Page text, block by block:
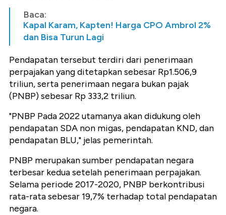
Baca:
Kapal Karam, Kapten! Harga CPO Ambrol 2%
dan Bisa Turun Lagi
Pendapatan tersebut terdiri dari penerimaan
perpajakan yang ditetapkan sebesar Rp1.506,9
triliun, serta penerimaan negara bukan pajak
(PNBP) sebesar Rp 333,2 triliun.
"PNBP Pada 2022 utamanya akan didukung oleh
pendapatan SDA non migas, pendapatan KND, dan
pendapatan BLU," jelas pemerintah.
PNBP merupakan sumber pendapatan negara
terbesar kedua setelah penerimaan perpajakan.
Selama periode 2017-2020, PNBP berkontribusi
rata-rata sebesar 19,7% terhadap total pendapatan
negara.